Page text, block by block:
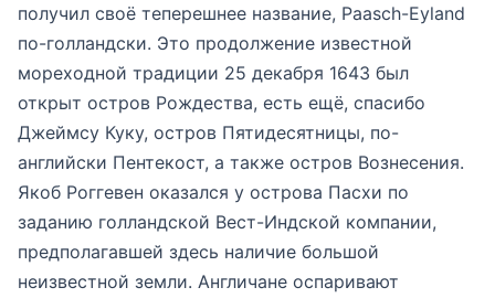
получил своё теперешнее название, Paasch-Eyland
по-голландски. Это продолжение известной
мореходной традиции 25 декабря 1643 был
открыт остров Рождества, есть ещё, спасибо
Джеймсу Куку, остров Пятидесятницы, по-
английски Пентекост, а также остров Вознесения.
Якоб Роггевен оказался у острова Пасхи по
заданию голландской Вест-Индской компании,
предполагавшей здесь наличие большой
неизвестной земли. Англичане оспаривают